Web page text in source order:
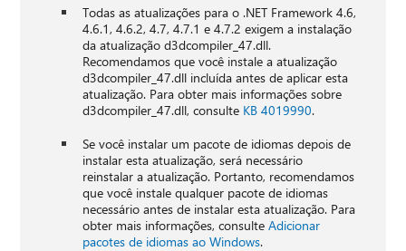
Todas as atualizações para o .NET Framework 4.6,
4.6.1, 4.6.2, 4.7, 4.7.1 e 4.7.2 exigem a instalação
da atualização d3dcompiler_47.dll.
Recomendamos que você instale a atualização
d3dcompiler_47.dll incluída antes de aplicar esta
atualização. Para obter mais informações sobre
d3dcompiler_47.dll, consulte KB 4019990.
Se você instalar um pacote de idiomas depois de
instalar esta atualização, será necessário
reinstalar a atualização. Portanto, recomendamos
que você instale qualquer pacote de idiomas
necessário antes de instalar esta atualização. Para
obter mais informações, consulte Adicionar
pacotes de idiomas ao Windows.